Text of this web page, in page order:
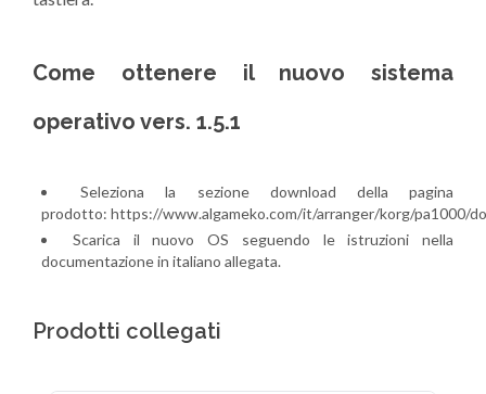
Come ottenere il nuovo sistema
operativo vers. 1.5.1
Seleziona la sezione download della pagina
prodotto: https://www.algameko.com/it/arranger/korg/pa1000/
Scarica il nuovo OS seguendo le istruzioni nella
documentazione in italiano allegata.
Prodotti collegati